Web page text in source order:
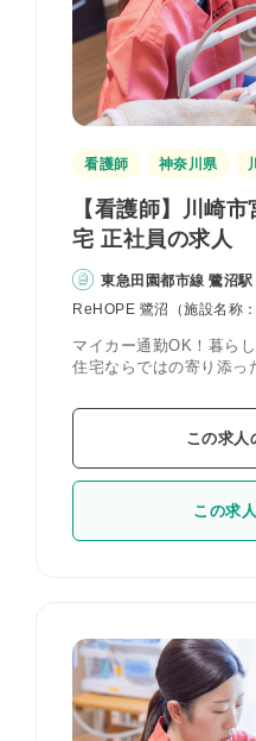
看護師 神奈川県
【看護師】川崎
宅 正社員の求人
東急田園都市線 鷺沼駅
ReHOPE 鷺沼（施設名称
マイカー通勤OK！暮ら
住宅ならではの寄り添っ
この求人
この求